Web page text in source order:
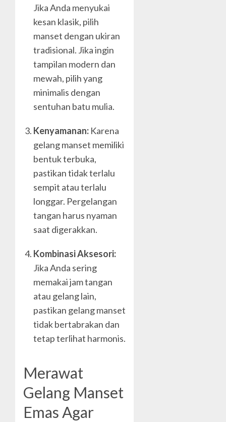
Jika Anda menyukai
kesan klasik, pilih
manset dengan ukiran
tradisional. Jika ingin
tampilan modern dan
mewah, pilih yang
minimalis dengan
sentuhan batu mulia.
Kenyamanan: Karena
gelang manset memiliki
bentuk terbuka,
pastikan tidak terlalu
sempit atau terlalu
longgar. Pergelangan
tangan harus nyaman
saat digerakkan.
Kombinasi Aksesori:
Jika Anda sering
memakai jam tangan
atau gelang lain,
pastikan gelang manset
tidak bertabrakan dan
tetap terlihat harmonis.
Merawat
Gelang Manset
Emas Agar